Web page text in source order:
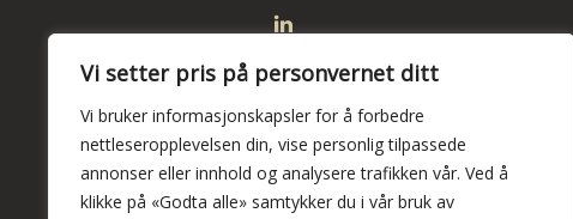
Vi setter pris på personvernet ditt
Vi bruker informasjonskapsler for å forbedre
nettleseropplevelsen din, vise personlig tilpassede
annonser eller innhold og analysere trafikken vår. Ved å
klikke på «Godta alle» samtykker du i vår bruk av